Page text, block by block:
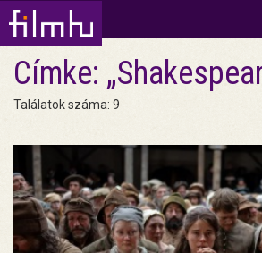
Címke:
Találatok száma: 9